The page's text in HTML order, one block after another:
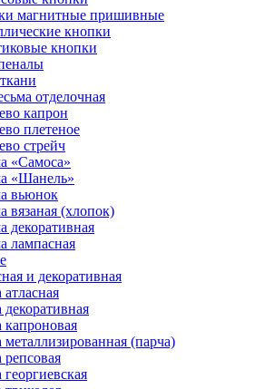
магнитные пришивные
кнопки
кнопки
отделочная
капрон
плетеное
стрейч
«Самоса»
«Шанель»
вьюнок
вязаная (хлопок)
декоративная
лампасная
и декоративная
декоративная
капроновая
металлизированная (парча)
репсовая